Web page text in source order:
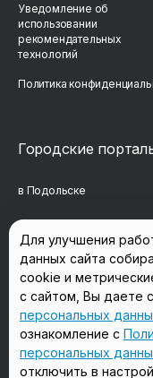
Уведомление об
использовании
рекомендательных
технологий
Политика
Городские
в Подольске
в Реутове
в Сергиевом Посаде
в Красногорске
в Домодедово
Мы в соцсетях
Для улучшения
данных сайта
cookie и
с сайтом, Вы даете
персональных
ознакомление с
персональных
отключить в